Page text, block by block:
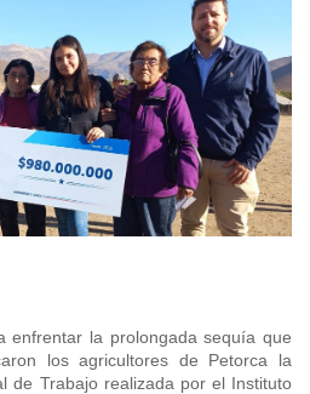
S
de Riego
Económica
los suelos SIRSD-S
Inversiones - PDI
local - Prodesal
Técnica - SAT
Rural
Valparaíso
Metropolitana
O'Higgins
Maule
Araucanía
Los Ríos
Los Lagos
Aysén
de Chile
enfrentar la prolongada sequía que
los agricultores de Petorca la
de Trabajo realizada por el Instituto